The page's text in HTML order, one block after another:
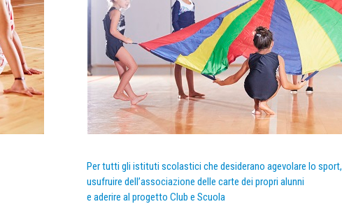
Per tutti gli istituti scolastici che desiderano agevolare lo sport,
usufruire dell’associazione delle carte dei propri alunni
e aderire al progetto Club e Scuola